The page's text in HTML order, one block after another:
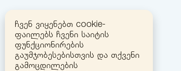
ჩვენ ვიყენებთ cookie-
ფაილებს ჩვენი საიტის
ფუნქციონირების
გაუმჯობესებისთვის და თქვენი
გამოცდილების